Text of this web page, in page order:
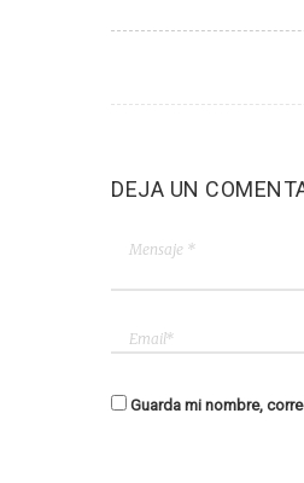
DEJA UN
Guarda mi nombre,